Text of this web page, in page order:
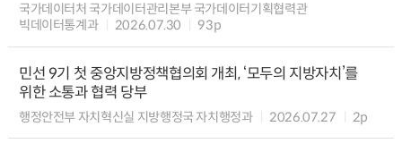
국가데이터처 국가데이터관리본부 국가데이터기획협력관
빅데이터통계과
2026.07.30 93p
민선 9기 첫 중앙지방정책협의회 개최, ‘모두의 지방자치’를
위한 소통과 협력 당부
행정안전부 자치혁신실 지방행정국 자치행정과 2026.07.27 2p